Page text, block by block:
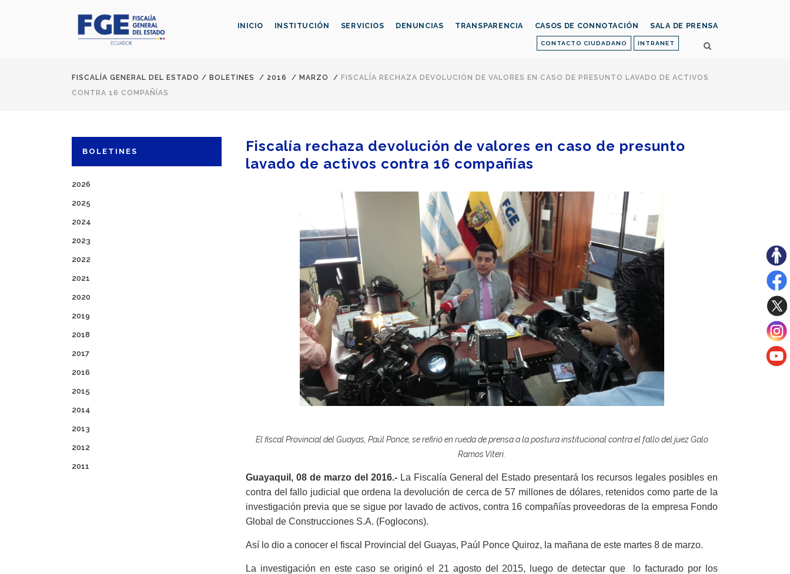
CONTACTO CIUDADANO INTRANET
INICIO INSTITUCIÓN SERVICIOS DENUNCIAS TRANSPARENCIA CASOS DE CONNOTACIÓN SALA DE PRENSA
FISCALÍA GENERAL DEL ESTADO / BOLETINES / 2016 / MARZO / FISCALÍA RECHAZA DEVOLUCIÓN DE VALORES EN CASO DE PRESUNTO LAVADO DE ACTIVOS
CONTRA 16 COMPAÑÍAS
BOLETINES
2026
2025
2024
2023
2022
2021
2020
2019
2018
2017
2016
2015
2014
2013
2012
2011
Fiscalía rechaza devolución de valores en caso de presunto
lavado de activos contra 16 compañías
El fiscal Provincial del Guayas, Paúl Ponce, se refirió en rueda de prensa a la postura institucional contra el fallo del juez Galo
Ramos Viteri.
Guayaquil, 08 de marzo del 2016.-La Fiscalía General del Estado presentará los recursos legales posibles en
contra del fallo judicial que ordena la devolución de cerca de 57 millones de dólares, retenidos como parte de la
investigación previa que se sigue por lavado de activos, contra 16 compañías proveedoras de la empresa Fondo
Global de Construcciones S.A. (Foglocons).
Así lo dio a conocer el fiscal Provincial del Guayas, Paúl Ponce Quiroz, la mañana de este martes 8 de marzo.
La investigación en este caso se originó el 21 agosto del 2015, luego de detectar que lo facturado por los